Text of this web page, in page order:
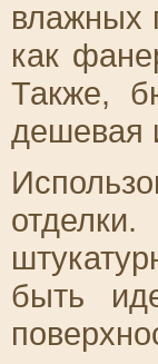
влажных
как
Также,
дешевая
быть